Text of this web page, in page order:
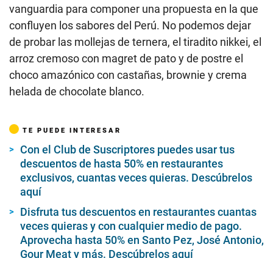
vanguardia para componer una propuesta en la que
confluyen los sabores del Perú. No podemos dejar
de probar las mollejas de ternera, el tiradito nikkei, el
arroz cremoso con magret de pato y de postre el
choco amazónico con castañas, brownie y crema
helada de chocolate blanco.
TE PUEDE INTERESAR
Con el Club de Suscriptores puedes usar tus
descuentos de hasta 50% en restaurantes
exclusivos, cuantas veces quieras. Descúbrelos
aquí
Disfruta tus descuentos en restaurantes cuantas
veces quieras y con cualquier medio de pago.
Aprovecha hasta 50% en Santo Pez, José Antonio,
Gour Meat y más. Descúbrelos aquí